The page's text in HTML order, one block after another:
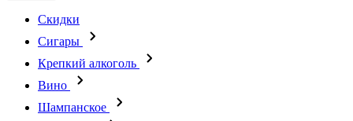
Скидки
Сигары
Крепкий алкоголь
Вино
Шампанское